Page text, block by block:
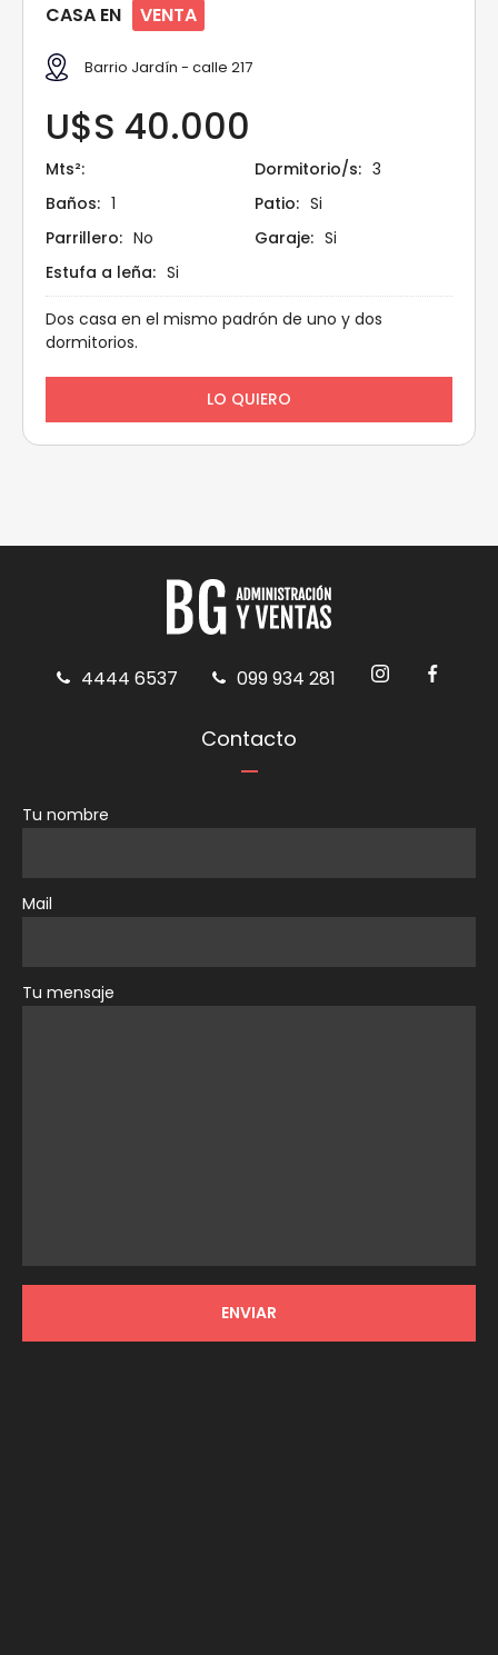
CASA EN VENTA
Barrio Jardín - calle 217
U$S 40.000
3
1
Si
No
Si
Si
Dos casa en el mismo padrón de uno y dos
dormitorios.
LO QUIERO
4444 6537 099 934 281
Contacto
Tu nombre
Mail
Tu mensaje